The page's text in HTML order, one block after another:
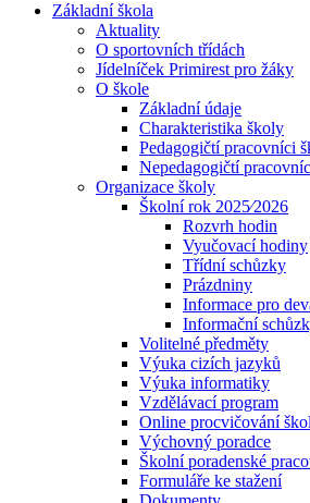
Základní škola
Aktuality
O sportovních třídách
Jídelníček Primirest pro žáky
O škole
Základní údaje
Charakteristika školy
Pedagogičtí pracovníci
Nepedagogičtí
Organizace školy
Školní rok 2025⁄2026
Rozvrh hodin
Vyučovací hodiny
Třídní schůzky
Prázdniny
Informace pro
Informační
Volitelné předměty
Výuka cizích jazyků
Výuka informatiky
Vzdělávací program
Online procvičování
Výchovný poradce
Školní poradenské
Formuláře ke stažení